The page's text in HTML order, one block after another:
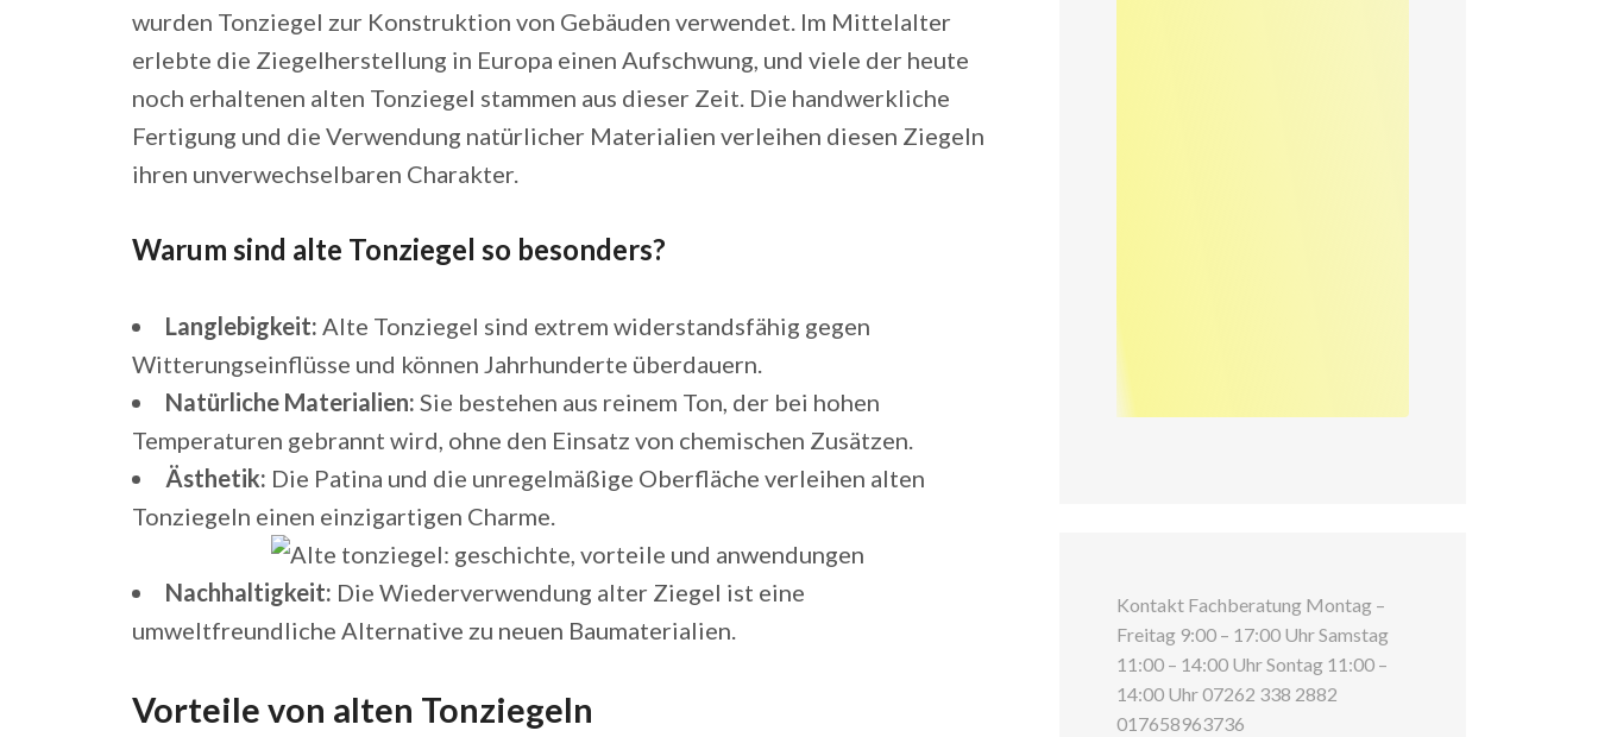
wurden Tonziegel zur Konstruktion von Gebäuden verwendet. Im Mittelalter
erlebte die Ziegelherstellung in Europa einen Aufschwung, und viele der heute
noch erhaltenen alten Tonziegel stammen aus dieser Zeit. Die handwerkliche
Fertigung und die Verwendung natürlicher Materialien verleihen diesen Ziegeln
ihren unverwechselbaren Charakter.
Warum sind alte Tonziegel so besonders?
Langlebigkeit: Alte Tonziegel sind extrem widerstandsfähig gegen
Witterungseinflüsse und können Jahrhunderte überdauern.
Natürliche Materialien: Sie bestehen aus reinem Ton, der bei hohen
Temperaturen gebrannt wird, ohne den Einsatz von chemischen Zusätzen.
Ästhetik: Die Patina und die unregelmäßige Oberfläche verleihen alten
Tonziegeln einen einzigartigen Charme.
Nachhaltigkeit: Die Wiederverwendung alter Ziegel ist eine
umweltfreundliche Alternative zu neuen Baumaterialien.
Vorteile von alten Tonziegeln
Kontakt Fachberatung Montag –
Freitag 9:00 – 17:00 Uhr Samstag
11:00 – 14:00 Uhr Sontag 11:00 –
14:00 Uhr 07262 338 2882
017658963736